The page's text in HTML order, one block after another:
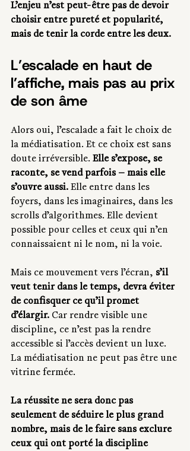
L’enjeu n’est peut-être pas de devoir
choisir entre pureté et popularité,
mais de tenir la corde entre les deux.
L’escalade en haut de
l’affiche, mais pas au prix
de son âme
Alors oui, l’escalade a fait le choix de
la médiatisation. Et ce choix est sans
doute irréversible. Elle s’expose, se
raconte, se vend parfois — mais elle
s’ouvre aussi. Elle entre dans les
foyers, dans les imaginaires, dans les
scrolls d’algorithmes. Elle devient
possible pour celles et ceux qui n’en
connaissaient ni le nom, ni la voie.
Mais ce mouvement vers l’écran, s’il
veut tenir dans le temps, devra éviter
de confisquer ce qu’il promet
d’élargir. Car rendre visible une
discipline, ce n’est pas la rendre
accessible si l’accès devient un luxe.
La médiatisation ne peut pas être une
vitrine fermée.
La réussite ne sera donc pas
seulement de séduire le plus grand
nombre, mais de le faire sans exclure
ceux qui ont porté la discipline